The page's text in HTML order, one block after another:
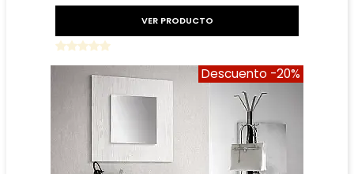
VER PRODUCTO
Descuento -20%